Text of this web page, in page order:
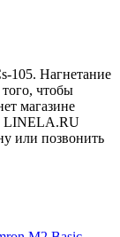
105. Нагнетание
чтобы
магазине
LINELA.RU
или позвонить